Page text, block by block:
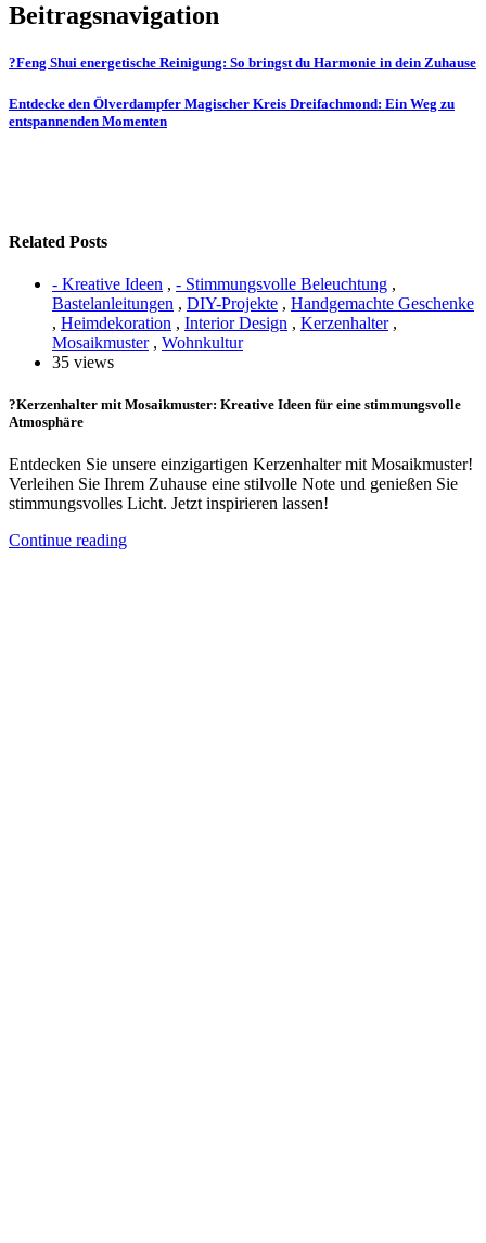
Beitragsnavigation
?Feng Shui energetische Reinigung: So bringst du Harmonie in dein Zuhause
Entdecke den Ölverdampfer Magischer Kreis Dreifachmond: Ein Weg zu
entspannenden Momenten
Related Posts
- Kreative Ideen , - Stimmungsvolle Beleuchtung ,
Bastelanleitungen , DIY-Projekte , Handgemachte Geschenke
, Heimdekoration , Interior Design , Kerzenhalter,
Mosaikmuster, Wohnkultur
35 views
?Kerzenhalter mit Mosaikmuster: Kreative Ideen für eine stimmungsvolle
Atmosphäre
Entdecken Sie unsere einzigartigen Kerzenhalter mit Mosaikmuster!
Verleihen Sie Ihrem Zuhause eine stilvolle Note und genießen Sie
stimmungsvolles Licht. Jetzt inspirieren lassen!
Continue reading